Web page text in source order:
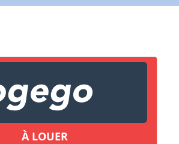
À LOUER
(sera inclus dans courriel)
X Fermer